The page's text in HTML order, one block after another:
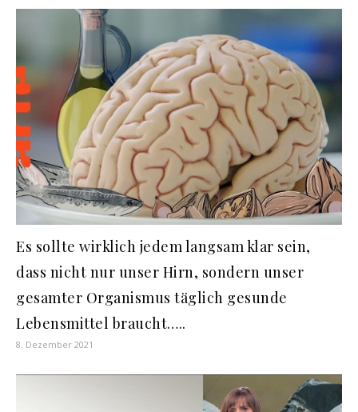
Es sollte wirklich jedem langsam klar sein,
dass nicht nur unser Hirn, sondern unser
gesamter Organismus täglich gesunde
Lebensmittel braucht…..
8. Dezember 2021